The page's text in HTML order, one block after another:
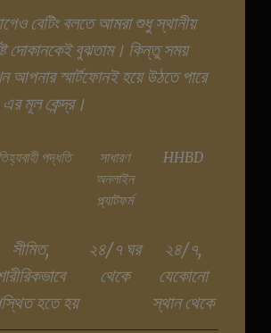
বেটিং বলতে আমরা শুধু স্থানীয়
দোকানকেই বুঝতাম। কিন্তু সময়
আপনার স্মার্টফোনই হয়ে উঠতে পারে
এর মূল কেন্দ্র।
পদ্ধতি
সাধারণ
অনলাইন
প্ল্যাটফর্ম
HHBD
সীমিত,
হতে হয়
২৪/৭ ঘর
থেকে
২৪/৭,
যেকোনো
স্থান থেকে